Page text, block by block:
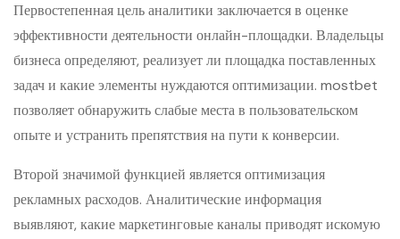
Первостепенная цель аналитики заключается в оценке
эффективности деятельности онлайн-площадки. Владельцы
бизнеса определяют, реализует ли площадка поставленных
задач и какие элементы нуждаются оптимизации. mostbet
позволяет обнаружить слабые места в пользовательском
опыте и устранить препятствия на пути к конверсии.
Второй значимой функцией является оптимизация
рекламных расходов. Аналитические информация
выявляют, какие маркетинговые каналы приводят искомую